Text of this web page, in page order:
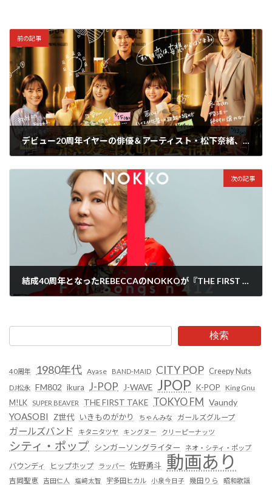
前の記事
デビュー20周年イヤーの俳優＆アーティスト・松下奈緒、3/13(水)から四夜連続放送のTVドラマ『恋愛戦略会議』(フジテレビ系)の主演＆主題歌を担当！
次の記事
結成40周年となったREBECCAのNOKKOが『THE FIRST TAKE』に登場！一発撮りで80年代の名曲『フレンズ』を熱唱
検索
40周年 1980年代 Ayase BAND-MAID CITY POP Creepy Nuts
DJ松永 FM802 ikura J-POP J-WAVE JPOP K-POP
King Gnu
M!LK
SUPER BEAVER THE FIRST TAKE TOKYO FM Vaundy
YOASOBI Z世代 いきものがかり ちゃんみな ガールズグループ
ガールズバンド キタニタツヤ キングヌー クリーピーナッツ
シティ・ポップ シンガーソングライター ネオ・シティ・ポップ
バウンディ ヒップホップ ラッパー 佐野勇斗 動画あり
吉岡聖恵 吉田仁人 塩﨑太智 宇多田ヒカル 小泉今日子 幾田りら 昭和歌謡